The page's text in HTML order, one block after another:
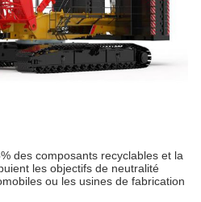
des composants recyclables et la
les objectifs de neutralité
ou les usines de fabrication